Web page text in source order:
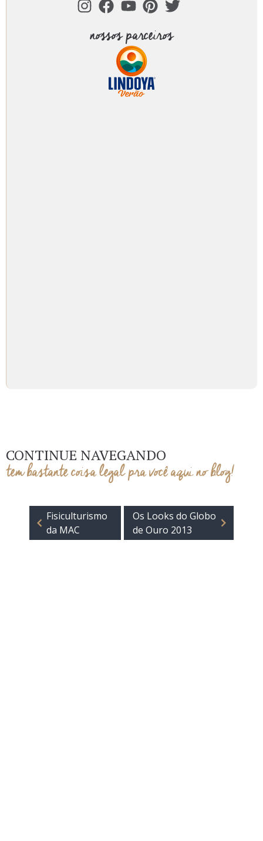
nossos parceiros
CONTINUE NAVEGANDO
tem bastante coisa legal pra você aqui no blog!
Fisiculturismo
da MAC
Os Looks do Globo
de Ouro 2013